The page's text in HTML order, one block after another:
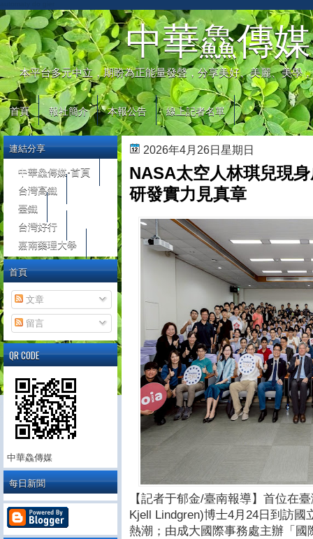
中華鱻傳媒
本平台多元中立，期盼為正能量發聲，分享美好、美麗、美學
首頁 報社簡介 本報公告 線上記者名單
2026年4月26日星期日
NASA太空人林琪兒現
研發實力見真章
【記者于郁金/臺南報導】首位在
Kjell Lindgren)博士4月24日到訪
熱潮；由成大國際事務處主辦「
連結分享
中華鱻傳媒-首頁
台灣高鐵
臺鐵
台灣好行
嘉南藥理大學
首頁
文章
留言
QR CODE
中華鱻傳媒
每日新聞